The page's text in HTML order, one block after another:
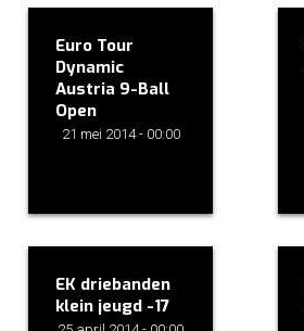
Euro Tour
Dynamic
Austria 9-Ball
Open
21 mei 2014 - 00:00
EK driebanden
klein jeugd -17